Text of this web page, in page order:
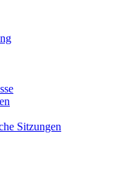
Sitzungen